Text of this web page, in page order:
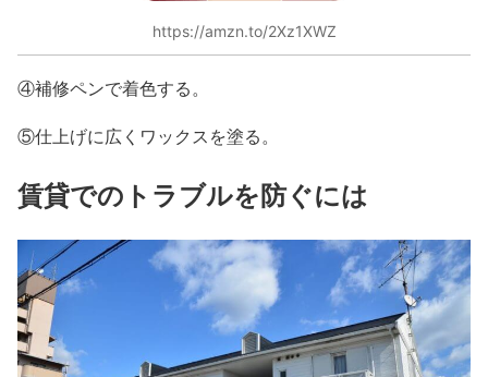
https://amzn.to/2Xz1XWZ
④補修ペンで着色する。
⑤仕上げに広くワックスを塗る。
賃貸でのトラブルを防ぐには